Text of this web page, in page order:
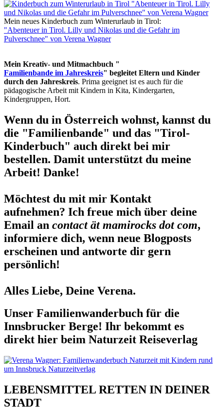
Mein neues Kinderbuch zum Winterurlaub in Tirol:
"Abenteuer in Tirol. Lilly und Nikolas und die Gefahr im
Pulverschnee" von Verena Wagner
Mein Kreativ- und Mitmachbuch "
Familienbande im Jahreskreis" begleitet Eltern und Kinder
durch den Jahreskreis. Prima geeignet ist es auch für die
pädagogische Arbeit mit Kindern in Kita, Kindergarten,
Kindergruppen, Hort.
Wenn du in Österreich wohnst, kannst du
die "Familienbande" und das "Tirol-
Kinderbuch" auch direkt bei mir
bestellen. Damit unterstützt du meine
Arbeit! Danke!
Möchtest du mit mir Kontakt
aufnehmen? Ich freue mich über deine
Email an contact ät mamirocks dot com,
informiere dich, wenn neue Blogposts
erscheinen und antworte dir gern
persönlich!
Alles Liebe, Deine Verena.
Unser Familienwanderbuch für die
Innsbrucker Berge! Ihr bekommt es
direkt hier beim Naturzeit Reiseverlag
LEBENSMITTEL RETTEN IN DEINER
STADT